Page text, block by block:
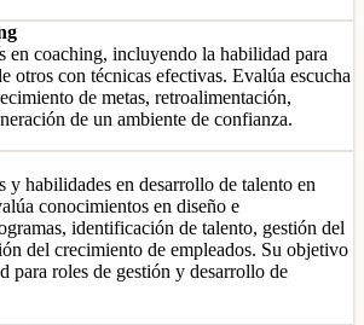
en coaching, incluyendo la habilidad para
otros con técnicas efectivas. Evalúa escucha
de metas, retroalimentación,
de un ambiente de confianza.
y habilidades en desarrollo de talento en
conocimientos en diseño e
identificación de talento, gestión del
del crecimiento de empleados. Su objetivo
para roles de gestión y desarrollo de